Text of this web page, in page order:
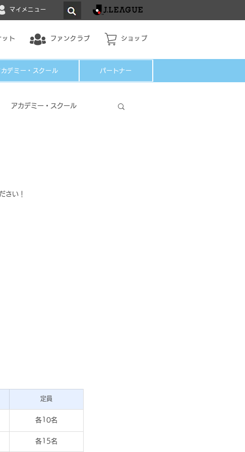
マイメニュー
ット ファンクラブ ショップ
カデミー・スクール パートナー
アカデミー・スクール
さい！
定員
各10名
各15名